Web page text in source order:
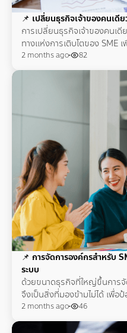
📌 เปลี่ยนธุรกิจเจ้าของคนเดี
การเปลี่ยนธุรกิจเจ้าของคนเ
ทางแห่งการเติบโตของ SME
คนทำงาน สู่ ผู้บริหาร แบบเต็มตั
2 months ago 82
📌 การจัดการองค์กรสำหรับ SME ที่ โตเร็ว ไม่ให้พังเ
ระบบ
ด้วยขนาดธุรกิจที่ใหญ่ขึ้นการจั
จึงเป็นสิ่งที่มองข้ามไม่ได้ เพื่อ
ระบบ และยังต่อยอดได้ระยะยาว
2 months ago 46